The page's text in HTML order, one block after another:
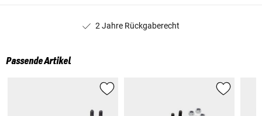
2 Jahre Rückgaberecht
Passende Artikel